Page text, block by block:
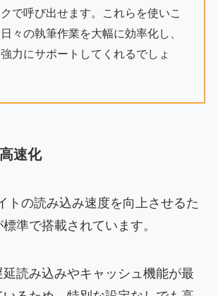
で呼び出せます。これらを使いこ
々の執筆作業を大幅に効率化し、
力にサポートしてくれるでしょ
速化
トの読み込み速度を向上させるた
準で搭載されています。
延読み込みやキャッシュ機能が最